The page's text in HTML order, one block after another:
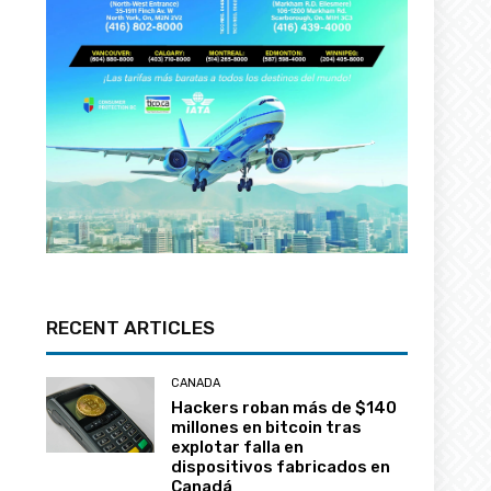
RECENT ARTICLES
CANADA
Hackers roban más de $140
millones en bitcoin tras
explotar falla en
dispositivos fabricados en
Canadá